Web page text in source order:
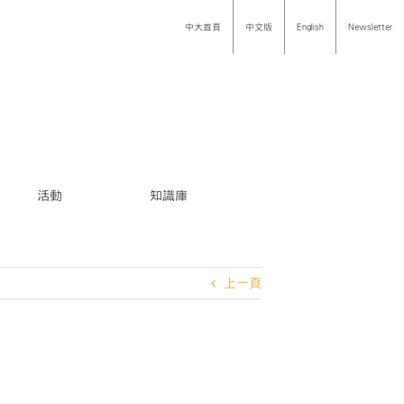
中大首頁 中文版 English Newsletter
活動 知識庫
上一頁